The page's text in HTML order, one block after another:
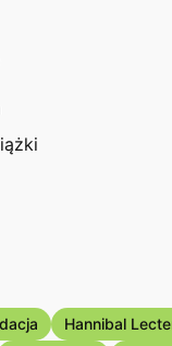
Hannibal